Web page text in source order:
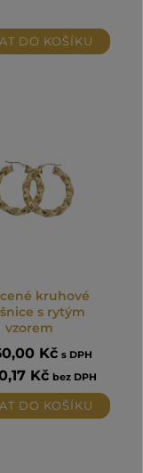
DO KOŠÍKU
kruhové
s rytým
vzorem
Kč s DPH
Kč bez DPH
DO KOŠÍKU